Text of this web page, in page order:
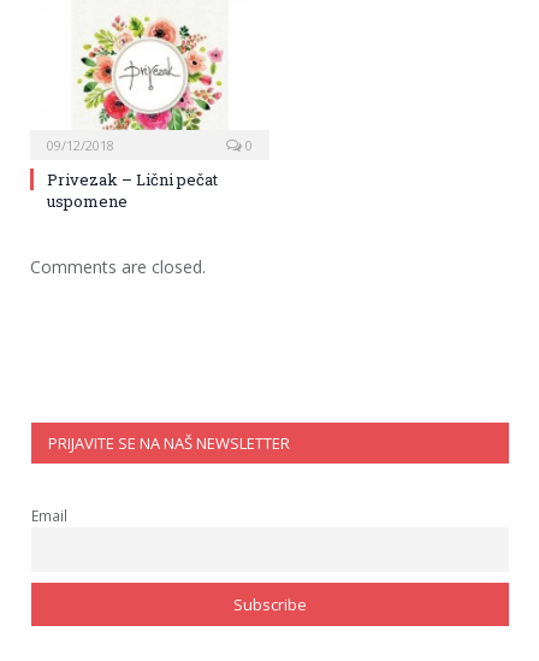
09/12/2018 0
Privezak – Lični pečat
uspomene
Comments are closed.
PRIJAVITE SE NA NAŠ NEWSLETTER
Email